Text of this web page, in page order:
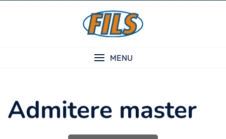
MENU
Admitere master